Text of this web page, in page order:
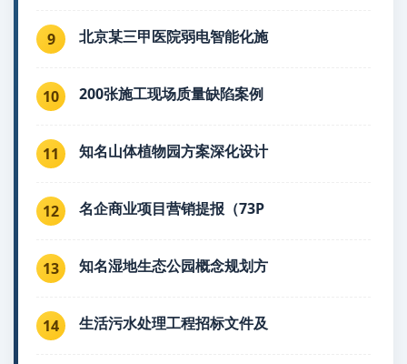
9 北京某三甲医院弱电智能化施
10 200张施工现场质量缺陷案例
11 知名山体植物园方案深化设计
12 名企商业项目营销提报（73P
13 知名湿地生态公园概念规划方
14 生活污水处理工程招标文件及